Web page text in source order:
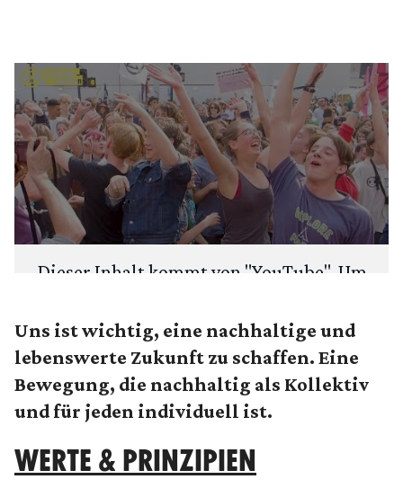
Dieser Inhalt kommt von "YouTube". Um
wir zuerst: Möchtest du den Inhalt laden?
ANSEHEN IMMER LADEN
Uns ist wichtig, eine nachhaltige und
lebenswerte Zukunft zu schaffen. Eine
Bewegung, die nachhaltig als Kollektiv
und für jeden individuell ist.
WERTE & PRINZIPIEN